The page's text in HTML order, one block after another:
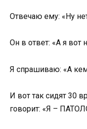
Отвечаю ему: «Ну
Он в ответ: «А я вот
Я спрашиваю: «А
И вот так сидят 30
говорит: «Я –